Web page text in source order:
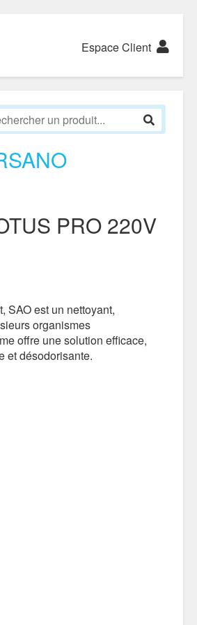
Espace Client
PRO 220V
SAO est un nettoyant,
organismes
offre une solution efficace,
et désodorisante.